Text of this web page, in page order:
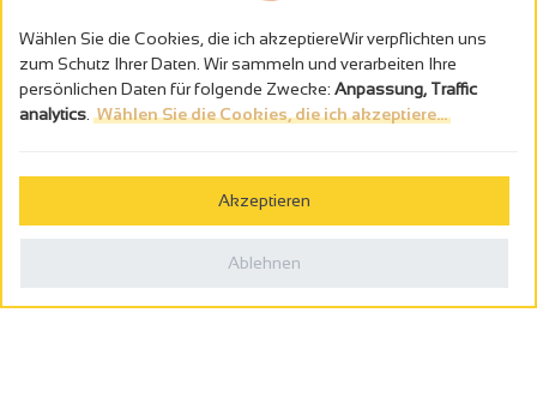
Alkoholmissbrauch ist gefährlich für die Gesundheit - trinken Sie in
Politique de confidentialité
Wählen Sie die Cookies, die ich akzeptiereWir verpflichten uns
zum Schutz Ihrer Daten. Wir sammeln und verarbeiten Ihre
persönlichen Daten für folgende Zwecke: Anpassung, Traffic
analytics Wählen Sie die Cookies, die ich akzeptiere...
Akzeptieren
Ablehnen